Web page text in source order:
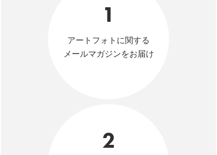
1
アートフォトに関する
メールマガジンをお届け
2